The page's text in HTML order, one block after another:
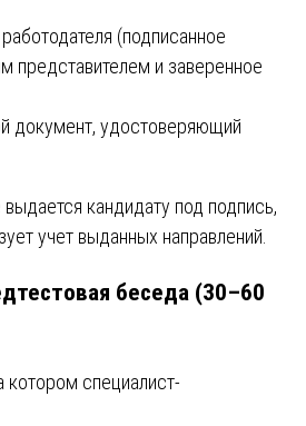
(подписанное
представителем и заверенное
документ, удостоверяющий
выдается кандидату под подпись,
учет выданных направлений.
беседа (30–60
котором специалист-